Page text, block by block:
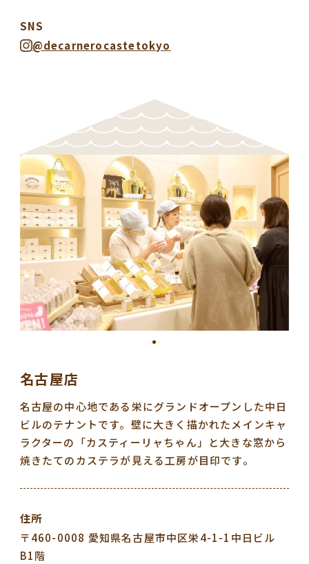
SNS
@decarnerocastetokyo
名古屋店
名古屋の中心地である栄にグランドオープンした中日
ビルのテナントです。壁に大きく描かれたメインキャ
ラクターの「カスティーリャちゃん」と大きな窓から
焼きたてのカステラが見える工房が目印です。
住所
〒460-0008 愛知県名古屋市中区栄4-1-1中日ビル
B1階